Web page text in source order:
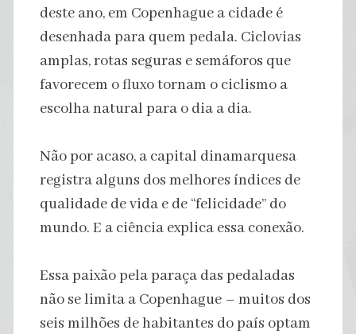
deste ano, em Copenhague a cidade é
desenhada para quem pedala. Ciclovias
amplas, rotas seguras e semáforos que
favorecem o fluxo tornam o ciclismo a
escolha natural para o dia a dia.
Não por acaso, a capital dinamarquesa
registra alguns dos melhores índices de
qualidade de vida e de “felicidade” do
mundo. E a ciência explica essa conexão.
Essa paixão pela paraça das pedaladas
não se limita a Copenhague – muitos dos
seis milhões de habitantes do país optam